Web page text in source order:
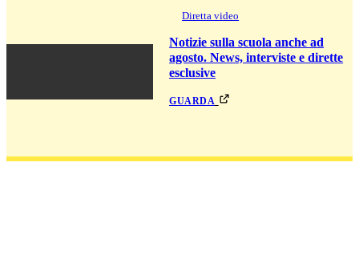
Diretta video
Notizie sulla scuola anche ad
agosto. News, interviste e dirette
esclusive
guarda